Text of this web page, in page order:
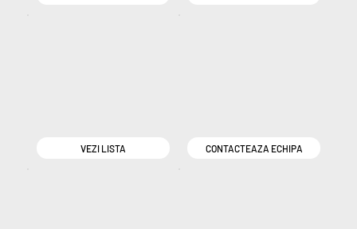
VEZI LISTA CONTACTEAZA ECHIPA